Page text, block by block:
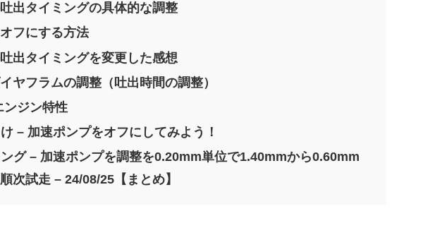
出タイミングの具体的な調整
フにする方法
出タイミングを変更した感想
ヤフラムの調整（吐出時間の調整）
ンジン特性
– 加速ポンプをオフにしてみよう！
グ – 加速ポンプを調整を0.20mm単位で1.40mmから0.60mm
次試走 – 24/08/25【まとめ】